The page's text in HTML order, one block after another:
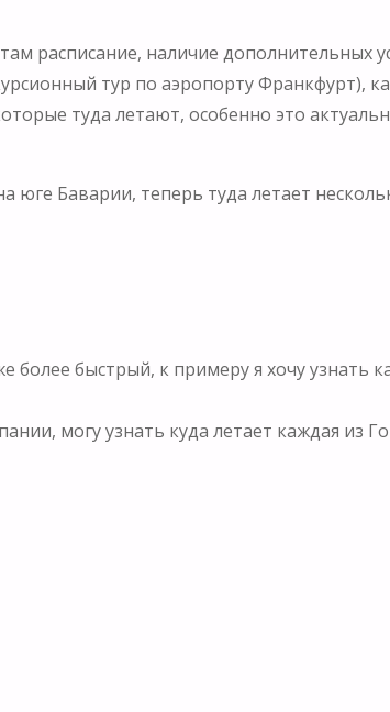
расписание, наличие дополнительных
тур по аэропорту Франкфурт),
туда летают, особенно это
Баварии, теперь туда летает
более быстрый, к примеру я хочу
могу узнать куда летает каждая из